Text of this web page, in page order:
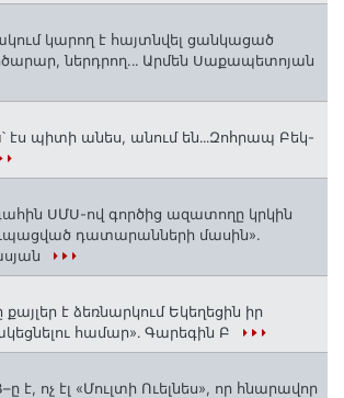
կարող է հայտնվել ցանկացած
ներդրող.․․ Արմեն Սաքապետոյան
էս պիտի անես, անում են․․․Զոհրապ Բեկ-
ՍՄՍ-ով գործից ազատողը կրկին
դատարանների մասին».
քայլեր է ձեռնարկում Եկեղեցին իր
համար»․ Գարեգին Բ
է, ոչ էլ «Մուլտի Ուելնես», որ հնարավոր